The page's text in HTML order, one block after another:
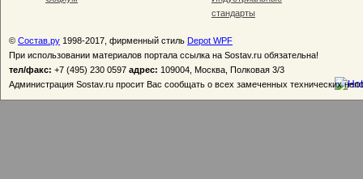
стандарты
© Состав.ру 1998-2017, фирменный стиль Depot WPF
При использовании материалов портала ссылка на Sostav.ru обязательна!
тел/факс: +7 (495) 230 0597 адрес: 109004, Москва, Полковая 3/3
Администрация Sostav.ru просит Вас сообщать о всех замеченных технических